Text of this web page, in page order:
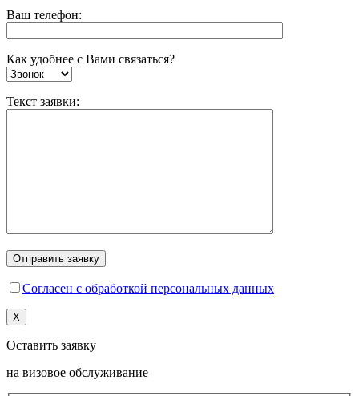
Ваш телефон:
Как удобнее с Вами связаться?
Текст заявки:
Согласен с обработкой персональных данных
X
Оставить заявку
на визовое обслуживание